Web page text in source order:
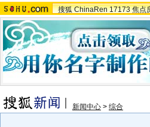
搜狐 ChinaRen 17173 焦点
新闻中心 > 综合